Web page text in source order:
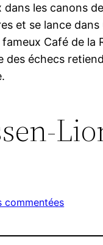
les canons
et se lance
Café de la
des échecs
commentées